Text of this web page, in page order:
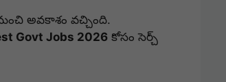
మంచి అవకాశం వచ్చింది.
Govt Jobs 2026 కోసం సెర్చ్